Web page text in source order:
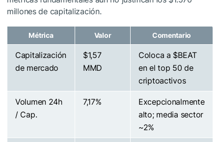
millones de capitalización.
Métrica Valor Comentario
Capitalización
de mercado
$1,57
MMD
Coloca a $BEAT
en el top 50 de
criptoactivos
Volumen 24h
/ Cap.
7,17%
Excepcionalmente
alto; media sector
~2%